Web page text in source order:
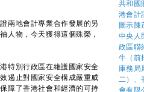
兩地會計專業合作發展的另
人物，今天獲得這個殊榮，
特別行政區在維護國家安全
遏止對國家安全構成嚴重威
障了香港社會和經濟的可持